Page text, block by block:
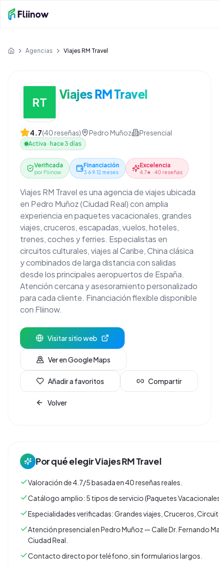
Inicio Agencias Viajes RM Travel
Viajes RM Travel
4.7(40reseñas) Pedro Muñoz Presencial
Activa · hace 3 días
Verificada
por Fliinow
Financiación
3·6·9·12 meses
Excelencia
4.7★ · 40 reseñas
Viajes RM Travel es una agencia de viajes ubicada
en Pedro Muñoz (Ciudad Real) con amplia
experiencia en paquetes vacacionales, grandes
viajes, cruceros, escapadas, vuelos, hoteles,
trenes, coches y ferries. Especialistas en
circuitos culturales, viajes al Caribe, China clásica
y combinados de larga distancia con salidas
desde los principales aeropuertos de España.
Atención cercana y asesoramiento personalizado
para cada cliente. Financiación flexible disponible
con Fliinow.
Visitar sitio web
Ver en Google Maps
Añadir a favoritos Compartir
Volver
Por qué elegirViajes RM Travel
Valoración de 4.7/5 basada en 40 reseñas reales.
Catálogo amplio: 5 tipos de servicio (Paquetes
Especialidades verificadas: Grandes viajes, Cruceros,
Atención presencial en Pedro Muñoz — Calle Dr. Fernando
Ciudad Real.
Contacto directo por teléfono, sin formularios largos.